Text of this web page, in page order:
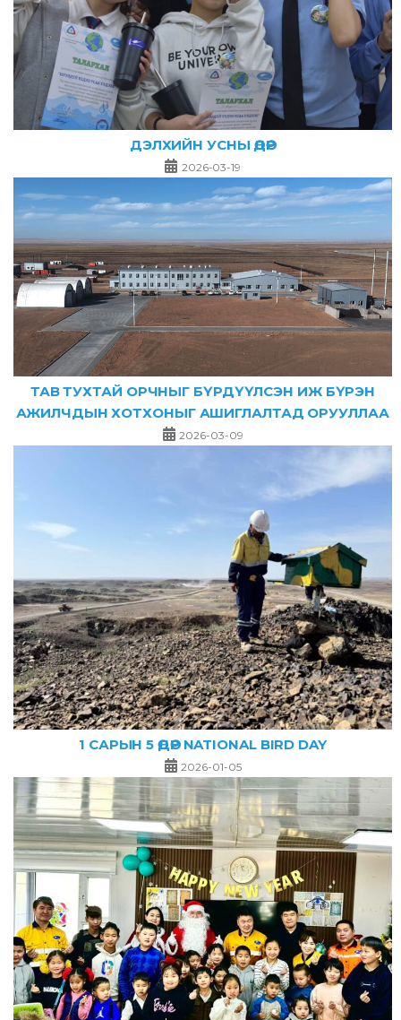
ДЭЛХИЙН УСНЫ ӨДӨР
2026-03-19
ТАВ ТУХТАЙ ОРЧНЫГ БҮРДҮҮЛСЭН ИЖ БҮРЭН
АЖИЛЧДЫН ХОТХОНЫГ АШИГЛАЛТАД ОРУУЛЛАА
2026-03-09
1 САРЫН 5 ӨДӨР NATIONAL BIRD DAY
2026-01-05